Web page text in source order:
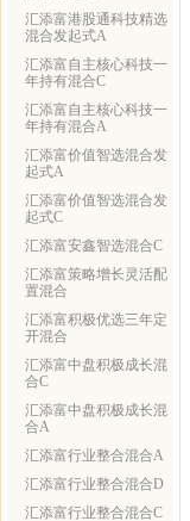
汇添富港股通科技精选
混合发起式A
汇添富自主核心科技一
年持有混合C
汇添富自主核心科技一
年持有混合A
汇添富价值智选混合发
起式A
汇添富价值智选混合发
起式C
汇添富安鑫智选混合C
汇添富策略增长灵活配
置混合
汇添富积极优选三年定
开混合
汇添富中盘积极成长混
合C
汇添富中盘积极成长混
合A
汇添富行业整合混合A
汇添富行业整合混合D
汇添富行业整合混合C